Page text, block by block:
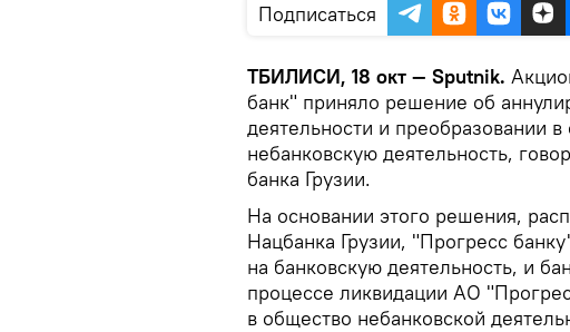
Подписаться
ТБИЛИСИ, 18 окт — Sputnik.
банк" приняло решение об
деятельности и преобразовании
небанковскую деятельность,
банка Грузии.
На основании этого решения,
Нацбанка Грузии, "Прогресс
на банковскую деятельность, и
процессе ликвидации АО
в общество небанковской